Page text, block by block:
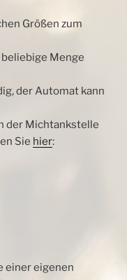
Größen zum
Menge
der Automat kann
der Michtankstelle
Sie hier:
einer eigenen